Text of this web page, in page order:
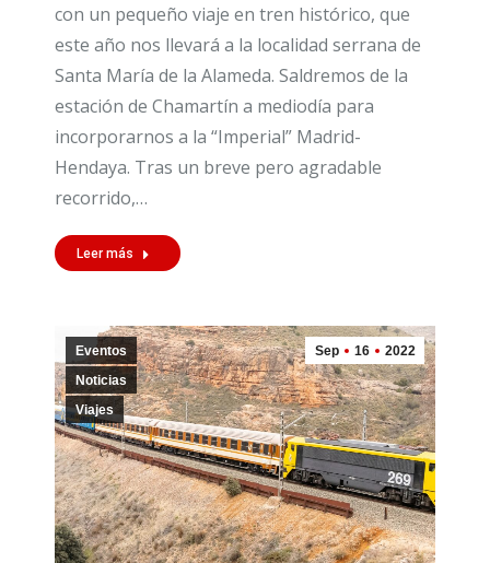
con un pequeño viaje en tren histórico, que
este año nos llevará a la localidad serrana de
Santa María de la Alameda. Saldremos de la
estación de Chamartín a mediodía para
incorporarnos a la “Imperial” Madrid-
Hendaya. Tras un breve pero agradable
recorrido,…
Leer más
Sep 16 2022
Eventos
Noticias
Viajes